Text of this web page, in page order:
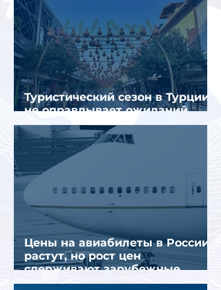
Туристический сезон в Турции
не оправдывает ожиданий
отрасли
Цены на авиабилеты в России
растут, но рост цен
сдерживают зарубежные
конкуренты